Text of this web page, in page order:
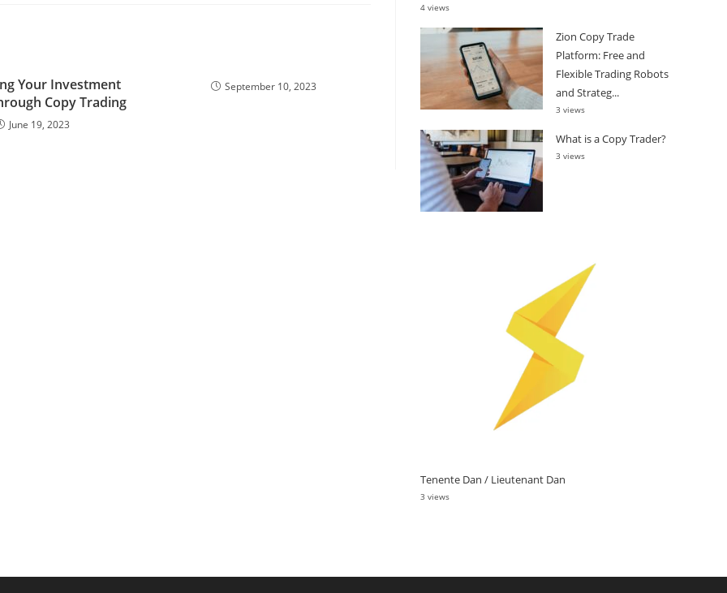
Your Investment
Copy Trading
June 19, 2023
September 10, 2023
4 views
Zion Copy Trade
Platform: Free and
Flexible Trading Robots
and Strateg...
3 views
What is a Copy Trader?
3 views
Tenente Dan / Lieutenant Dan
3 views